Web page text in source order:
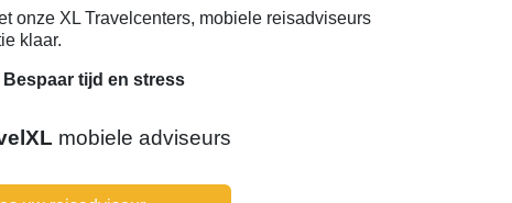
onze XL Travelcenters, mobiele reisadviseurs
klaar.
Bespaar tijd en stress
mobiele adviseurs